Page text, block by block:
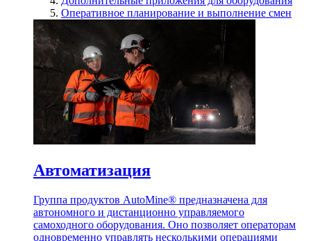
Оперативное планирование и выполнение смен
Автоматизация
Группа продуктов AutoMine® предназначена для
автономного и дистанционно управляемого
самоходного оборудования. Оно позволяет операторам
одновременно управлять несколькими операциями